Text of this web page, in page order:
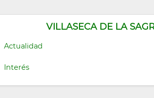
VILLASECA DE LA
Actualidad
Interés